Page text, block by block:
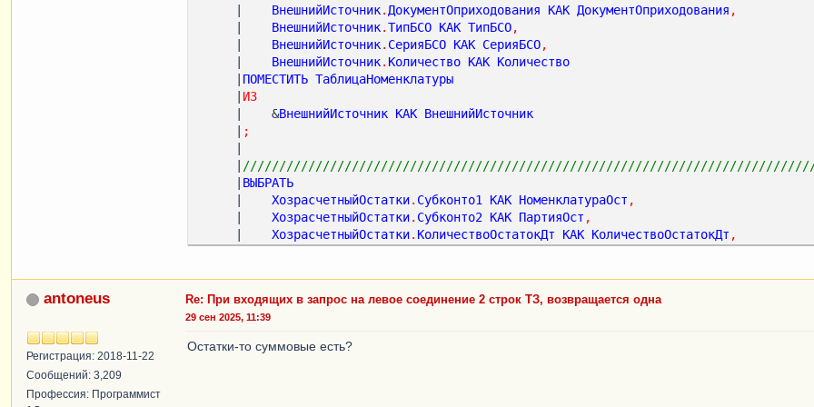
// |        ПО ТаблицаНоменклатуры.Номенклатура = ХозрасчетныйОстатки.Субконто1
// |            И ТаблицаНоменклатуры.ДокументОприходования =
// |            И ТаблицаНоменклатуры.ТипБСО =
// |            И ТаблицаНоменклатуры.СерияБСО =
// |
// |СГРУППИРОВАТЬ ПО
// |    ТаблицаНоменклатуры.СерияБСО,
// |    ТаблицаНоменклатуры.ДокументОприходования,
// |    ТаблицаНоменклатуры.ИмяСписка,
// |    ТаблицаНоменклатуры.ТипБСО,
// |    ТаблицаНоменклатуры.Номенклатура,
// |    ХозрасчетныйОстатки.Субконто2.ТипБСО.Ссылка";
ВнешнийИсточник. ДокументОприходования КАК ДокументОприходования ,
ВнешнийИсточник.ТипБСО КАК ТипБСО,
ВнешнийИсточник. СерияБСО КАК СерияБСО,
ВнешнийИсточник. Количество КАК Количество
ПОМЕСТИТЬ ТаблицаНоменклатуры
ИЗ
|    &ВнешнийИсточник КАК ВнешнийИсточник
;
ВЫБРАТЬ
ХозрасчетныйОстатки. Субконто1 КАК НоменклатураОст ,
ХозрасчетныйОстатки. Субконто2 КАК ПартияОст ,
ХозрасчетныйОстатки. КоличествоОстатокДт КАК КоличествоОстатокДт ,
|ПОМЕСТИТЬ Остатки
|ИЗ
ХозрасчетныйОстатки
antoneus
Регистрация: 2018-11-22
Сообщений: 3,209
Профессия: Программист
Re: При входящих в запрос на левое соединение 2 строк ТЗ, возвращается одна
29 сен 2025, 11:39
Остатки-то суммовые есть?